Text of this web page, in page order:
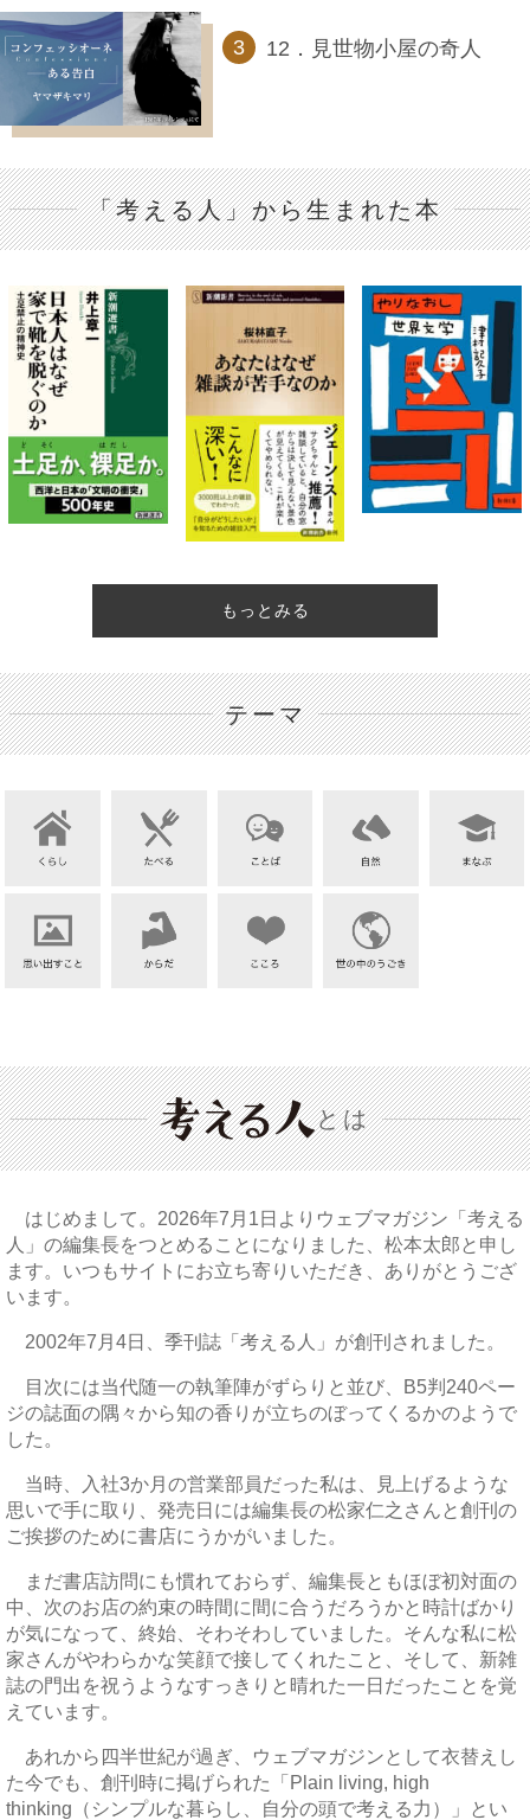
12．見世物小屋の奇人
「考える人」から生まれた本
もっとみる
テーマ
とは
はじめまして。2026年7月1日よりウェブマガジン「考える
人」の編集長をつとめることになりました、松本太郎と申し
ます。いつもサイトにお立ち寄りいただき、ありがとうござ
います。
2002年7月4日、季刊誌「考える人」が創刊されました。
目次には当代随一の執筆陣がずらりと並び、B5判240ペー
ジの誌面の隅々から知の香りが立ちのぼってくるかのようで
した。
当時、入社3か月の営業部員だった私は、見上げるような
思いで手に取り、発売日には編集長の松家仁之さんと創刊の
ご挨拶のために書店にうかがいました。
まだ書店訪問にも慣れておらず、編集長ともほぼ初対面の
中、次のお店の約束の時間に間に合うだろうかと時計ばかり
が気になって、終始、そわそわしていました。そんな私に松
家さんがやわらかな笑顔で接してくれたこと、そして、新雑
誌の門出を祝うようなすっきりと晴れた一日だったことを覚
えています。
あれから四半世紀が過ぎ、ウェブマガジンとして衣替えし
た今でも、創刊時に掲げられた「Plain living, high
thinking（シンプルな暮らし、自分の頭で考える力）」とい